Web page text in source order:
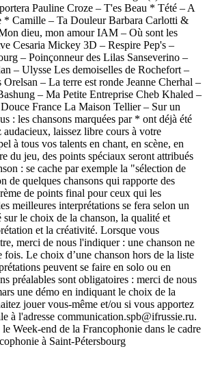
Pauline Croze – T'es Beau * Tété – A
* Camille – Ta Douleur Barbara Carlotti &
dieu, mon amour IAM – Où sont les
Cesaria Mickey 3D – Respire Pep's –
– Poinçonneur des Lilas Sanseverino –
– Ulysse Les demoiselles de Rochefort –
Orelsan – La terre est ronde Jeanne Cherhal –
– Ma Petite Entreprise Cheb Khaled –
France La Maison Tellier – Sur un
: les chansons marquées par * ont déjà été
laissez libre cours à votre
à tous vos talents en chant, en scène, en
du jeu, des points spéciaux seront attribués
: se cache par exemple la "sélection de
de quelques chansons qui rapporte des
de points final pour ceux qui les
meilleures interprétations se fera selon un
sur le choix de la chanson, la qualité et
et la créativité. Lorsque vous
merci de nous l'indiquer : une chanson ne
fois. Le choix d’une chanson hors de la liste
peuvent se faire en solo ou en
préalables sont obligatoires : merci de nous
une démo en indiquant le choix de la
jouer vous-même et/ou si vous apportez
à l'adresse communication.spb@ifrussie.ru.
Week-end de la Francophonie dans le cadre
à Saint-Pétersbourg